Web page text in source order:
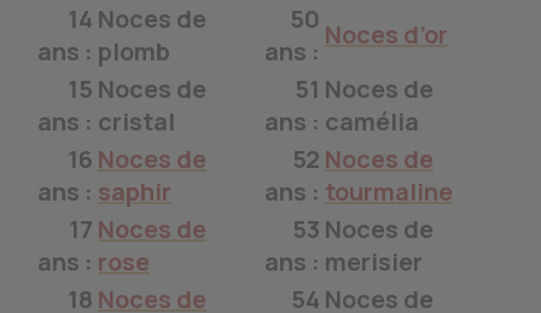
14
ans :
Noces de
plomb
50
ans :
Noces d’or
15
ans :
Noces de
cristal
51
ans :
Noces de
camélia
16
ans :
Noces de
saphir
52
ans :
Noces de
tourmaline
17
ans :
Noces de
rose
53
ans :
Noces de
merisier
18 Noces de
54 Noces de